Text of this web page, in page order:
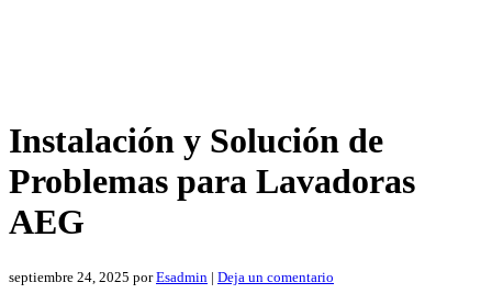
Instalación y Solución de
Problemas para Lavadoras
AEG
septiembre 24, 2025 porEsadmin | Deja un comentario